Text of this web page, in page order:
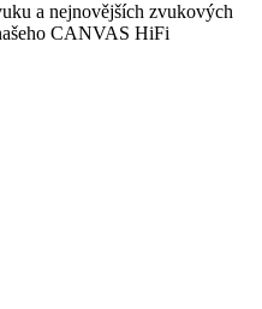
a nejnovějších zvukových
CANVAS HiFi